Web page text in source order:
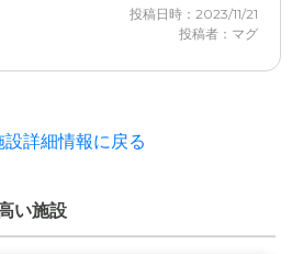
的な往診があるのは良い。 24時間
心できる。
投稿日時：2023/11/21
投稿者：マグ
設詳細情報に戻る
い施設